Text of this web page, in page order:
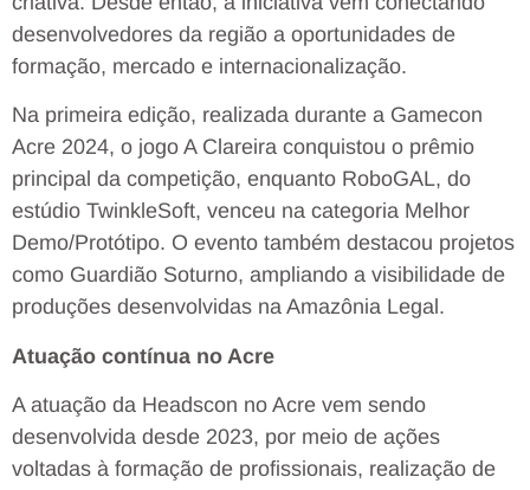
desenvolvedores da região a oportunidades de
formação, mercado e internacionalização.
Na primeira edição, realizada durante a Gamecon
Acre 2024, o jogo A Clareira conquistou o prêmio
principal da competição, enquanto RoboGAL, do
estúdio TwinkleSoft, venceu na categoria Melhor
Demo/Protótipo. O evento também destacou projetos
como Guardião Soturno, ampliando a visibilidade de
produções desenvolvidas na Amazônia Legal.
Atuação contínua no Acre
A atuação da Headscon no Acre vem sendo
desenvolvida desde 2023, por meio de ações
voltadas à formação de profissionais, realização de